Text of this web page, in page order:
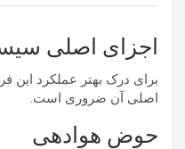
اجزای اصلی
برای درک بهتر عملکرد این
اصلی آن ضروری است.
حوض هوادهی